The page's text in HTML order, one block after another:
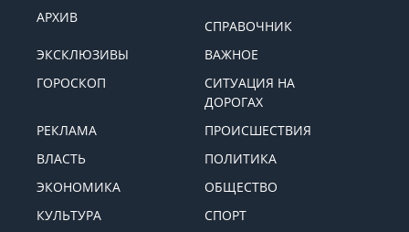
АРХИВ
СПРАВОЧНИК
ЭКСКЛЮЗИВЫ
ВАЖНОЕ
ГОРОСКОП
СИТУАЦИЯ НА
ДОРОГАХ
РЕКЛАМА
ПРОИСШЕСТВИЯ
ВЛАСТЬ
ПОЛИТИКА
ЭКОНОМИКА
ОБЩЕСТВО
КУЛЬТУРА
СПОРТ